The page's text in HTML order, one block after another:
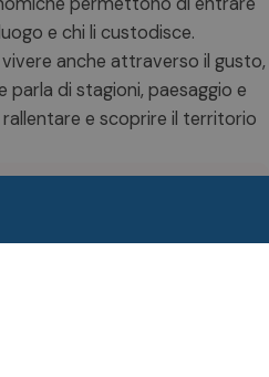
e chi li custodisce.
anche attraverso il gusto,
parla di stagioni, paesaggio e
e scoprire il territorio